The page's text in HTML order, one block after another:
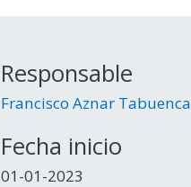
Responsable
Francisco Aznar Tabuenca
Fecha inicio
01-01-2023